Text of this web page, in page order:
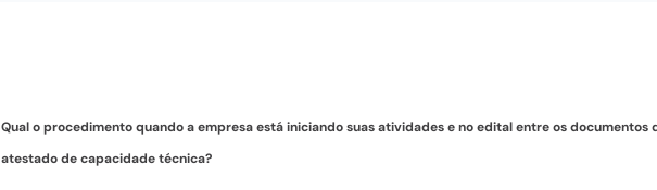
Qual o procedimento quando a empresa está iniciando suas atividades e no edital entre os documentos
atestado de capacidade técnica?